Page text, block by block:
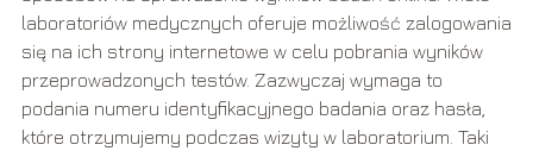
laboratoriów medycznych oferuje możliwość zalogowania
się na ich strony internetowe w celu pobrania wyników
przeprowadzonych testów. Zazwyczaj wymaga to
podania numeru identyfikacyjnego badania oraz hasła,
które otrzymujemy podczas wizyty w laboratorium. Taki